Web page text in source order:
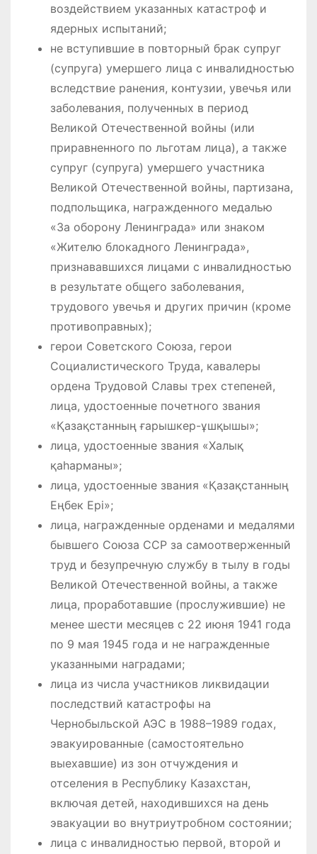
воздействием указанных катастроф и
ядерных испытаний;
не вступившие в повторный брак супруг
(супруга) умершего лица с инвалидностью
вследствие ранения, контузии, увечья или
заболевания, полученных в период
Великой Отечественной войны (или
приравненного по льготам лица), а также
супруг (супруга) умершего участника
Великой Отечественной войны, партизана,
подпольщика, награжденного медалью
«За оборону Ленинграда» или знаком
«Жителю блокадного Ленинграда»,
признававшихся лицами с инвалидностью
в результате общего заболевания,
трудового увечья и других причин (кроме
противоправных);
герои Советского Союза, герои
Социалистического Труда, кавалеры
ордена Трудовой Славы трех степеней,
лица, удостоенные почетного звания
«Қазақстанның ғарышкер-ұшқышы»;
лица, удостоенные звания «Халық
қаһарманы»;
лица, удостоенные звания «Қазақстанның
Еңбек Ері»;
лица, награжденные орденами и медалями
бывшего Союза ССР за самоотверженный
труд и безупречную службу в тылу в годы
Великой Отечественной войны, а также
лица, проработавшие (прослужившие) не
менее шести месяцев с 22 июня 1941 года
по 9 мая 1945 года и не награжденные
указанными наградами;
лица из числа участников ликвидации
последствий катастрофы на
Чернобыльской АЭС в 1988–1989 годах,
эвакуированные (самостоятельно
выехавшие) из зон отчуждения и
отселения в Республику Казахстан,
включая детей, находившихся на день
эвакуации во внутриутробном состоянии;
лица с инвалидностью первой, второй и